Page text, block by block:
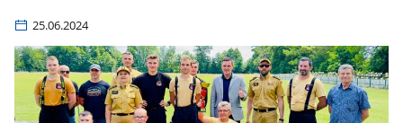
25.06.2024